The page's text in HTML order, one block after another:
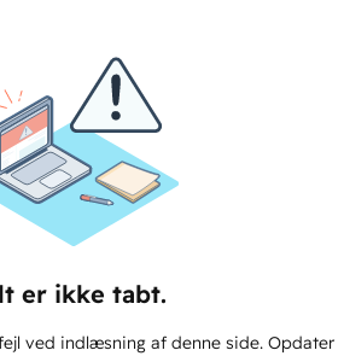
er ikke tabt.
ved indlæsning af denne side. Opdater